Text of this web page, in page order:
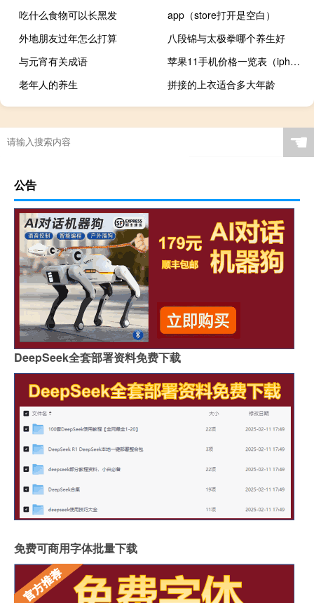
吃什么食物可以长黑发
app（store打开是空白）
外地朋友过年怎么打算
八段锦与太极拳哪个养生好
与元宵有关成语
苹果11手机价格一览表（iphone现在多少钱）
老年人的养生
拼接的上衣适合多大年龄
☚
公告
DeepSeek全套部署资料免费下载
免费可商用字体批量下载